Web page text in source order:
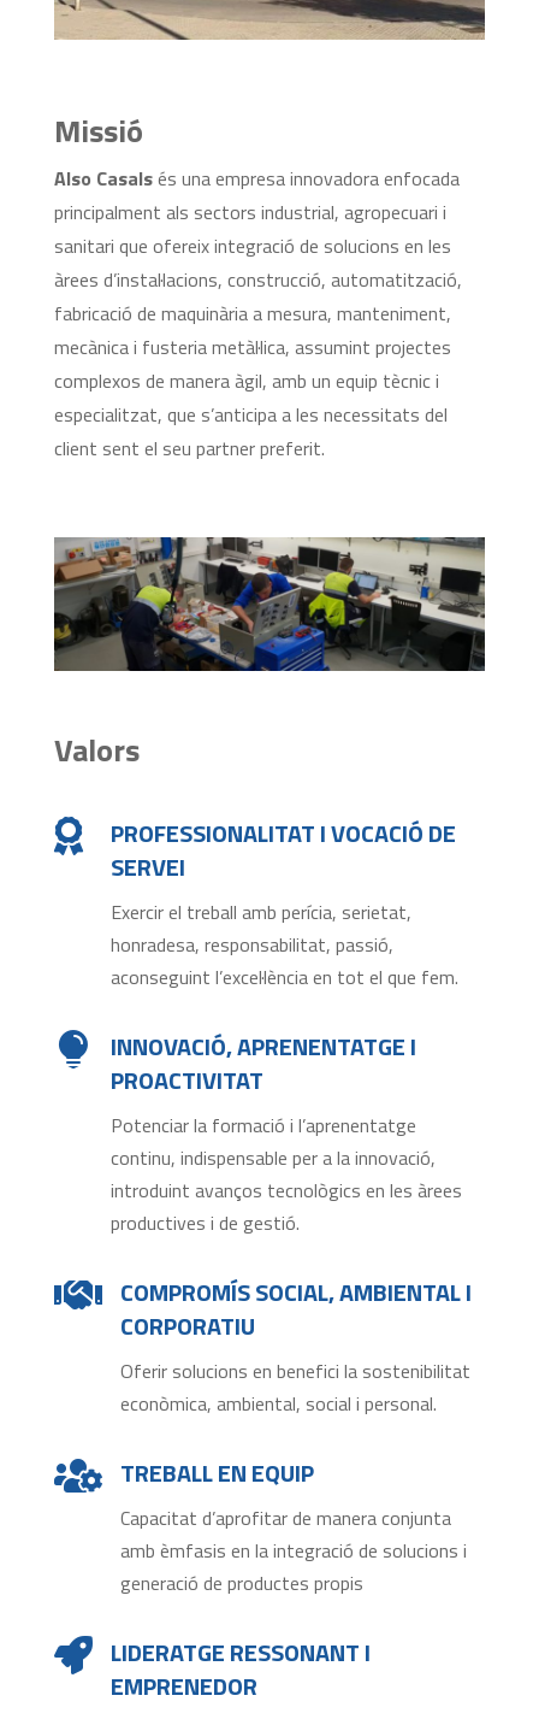
Missió
Also Casalsés una empresa innovadora enfocada
principalment als sectors industrial, agropecuari i
sanitari que ofereix integració de solucions en les
àrees d’instal·lacions, construcció, automatització,
fabricació de maquinària a mesura, manteniment,
mecànica i fusteria metàl·lica, assumint projectes
complexos de manera àgil, amb un equip tècnic i
especialitzat, que s’anticipa a les necessitats del
client sent el seu partner preferit.
Valors

PROFESSIONALITAT I VOCACIÓ DE
SERVEI
Exercir el treball amb perícia, serietat,
honradesa, responsabilitat, passió,
aconseguint l’excel·lència en tot el que fem.

INNOVACIÓ, APRENENTATGE I
PROACTIVITAT
Potenciar la formació i l’aprenentatge
continu, indispensable per a la innovació,
introduint avanços tecnològics en les àrees
productives i de gestió.
 COMPROMÍS SOCIAL, AMBIENTAL I
CORPORATIU
Oferir solucions en benefici la sostenibilitat
econòmica, ambiental, social i personal.
 TREBALL EN EQUIP
Capacitat d’aprofitar de manera conjunta
amb èmfasis en la integració de solucions i
generació de productes propis
 LIDERATGE RESSONANT I
EMPRENEDOR